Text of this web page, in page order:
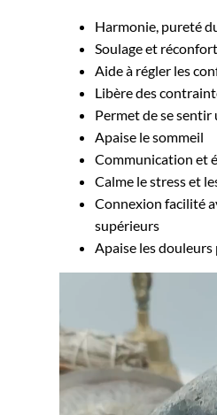
Harmonie, pureté
Soulage et
Aide à régler les
Libère des
Permet de se sentir
Apaise le sommeil
Communication et
Calme le stress et
Connexion facilité
supérieurs
Apaise les douleurs